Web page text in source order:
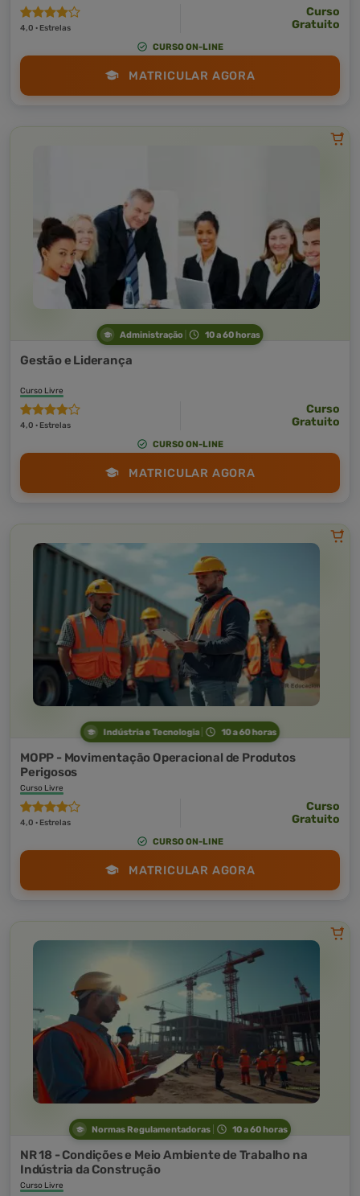
4,0 · Estrelas
Curso
Gratuito
CURSO ON-LINE
MATRICULAR AGORA
Administração 10 a 60 horas
Gestão e Liderança
Curso Livre
4,0 · Estrelas
Curso
Gratuito
CURSO ON-LINE
MATRICULAR AGORA
Indústria e Tecnologia 10 a 60 horas
MOPP - Movimentação Operacional de Produtos
Perigosos
Curso Livre
4,0 · Estrelas
Curso
Gratuito
CURSO ON-LINE
MATRICULAR AGORA
Normas Regulamentadoras 10 a 60 horas
NR 18 - Condições e Meio Ambiente de Trabalho na
Indústria da Construção
Curso Livre